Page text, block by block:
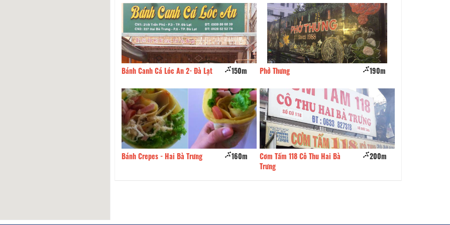
Bánh Canh Cá Lóc An 2- Đà Lạt 150m
Bánh Crepes - Hai Bà Trưng 160m
Phở Thưng 190m
Cơm Tấm 118 Cô Thu Hai Bà
Trưng
200m